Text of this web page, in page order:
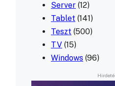
Server (12)
Tablet (141)
Teszt (500)
TV (15)
Windows (96)